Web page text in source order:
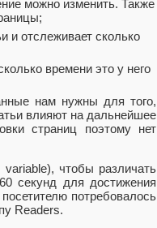
можно изменить. Также
и отслеживает сколько
времени это у него
нам нужны для того,
влияют на дальнейшее
страниц поэтому нет
чтобы различать
секунд для достижения
потребовалось
Readers.